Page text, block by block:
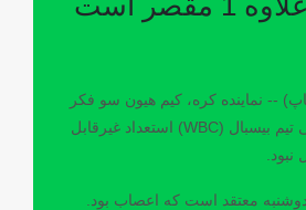
(یونهاپ) -- نماینده کره، کیم هیون سو فکر
می کند که کار قطعی تیم بیسبال (WBC) استعداد غیرقابل